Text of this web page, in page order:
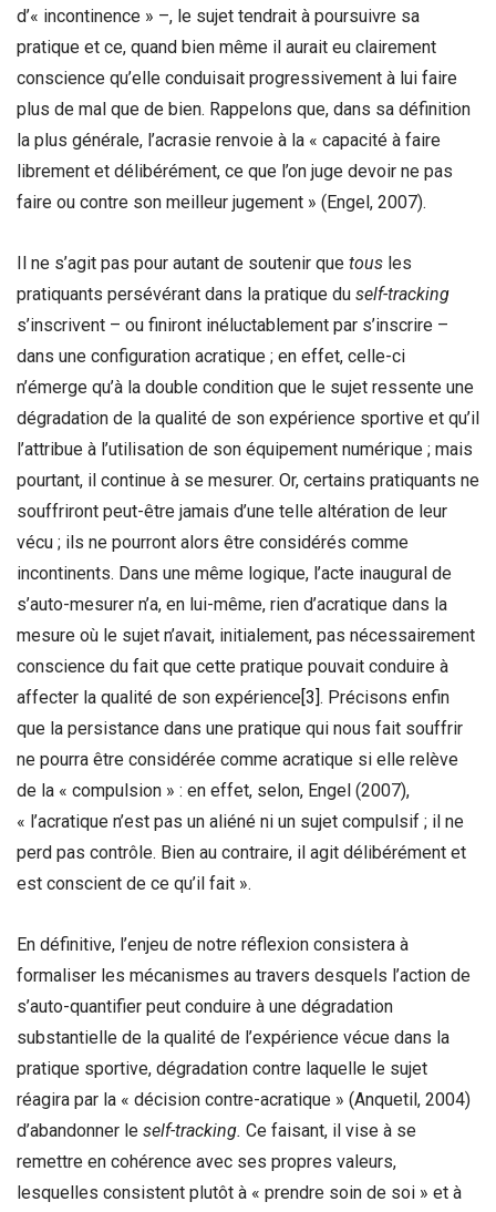
d’« incontinence » –, le sujet tendrait à poursuivre sa
pratique et ce, quand bien même il aurait eu clairement
conscience qu’elle conduisait progressivement à lui faire
plus de mal que de bien. Rappelons que, dans sa définition
la plus générale, l’acrasie renvoie à la « capacité à faire
librement et délibérément, ce que l’on juge devoir ne pas
faire ou contre son meilleur jugement » (Engel, 2007).
Il ne s’agit pas pour autant de soutenir que tous les
pratiquants persévérant dans la pratique du self-tracking
s’inscrivent – ou finiront inéluctablement par s’inscrire –
dans une configuration acratique ; en effet, celle-ci
n’émerge qu’à la double condition que le sujet ressente une
dégradation de la qualité de son expérience sportive et qu’il
l’attribue à l’utilisation de son équipement numérique ; mais
pourtant, il continue à se mesurer. Or, certains pratiquants ne
souffriront peut-être jamais d’une telle altération de leur
vécu ; ils ne pourront alors être considérés comme
incontinents. Dans une même logique, l’acte inaugural de
s’auto-mesurer n’a, en lui-même, rien d’acratique dans la
mesure où le sujet n’avait, initialement, pas nécessairement
conscience du fait que cette pratique pouvait conduire à
affecter la qualité de son expérience[3]. Précisons enfin
que la persistance dans une pratique qui nous fait souffrir
ne pourra être considérée comme acratique si elle relève
de la « compulsion » : en effet, selon, Engel (2007),
« l’acratique n’est pas un aliéné ni un sujet compulsif ; il ne
perd pas contrôle. Bien au contraire, il agit délibérément et
est conscient de ce qu’il fait ».
En définitive, l’enjeu de notre réflexion consistera à
formaliser les mécanismes au travers desquels l’action de
s’auto-quantifier peut conduire à une dégradation
substantielle de la qualité de l’expérience vécue dans la
pratique sportive, dégradation contre laquelle le sujet
réagira par la « décision contre-acratique » (Anquetil, 2004)
d’abandonner le self-tracking. Ce faisant, il vise à se
remettre en cohérence avec ses propres valeurs,
lesquelles consistent plutôt à « prendre soin de soi » et à